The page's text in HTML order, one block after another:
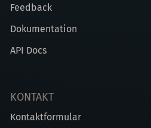
Feedback
Dokumentation
API Docs
KONTAKT
Kontaktformular